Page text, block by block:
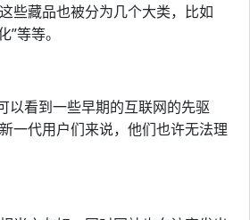
些藏品也被分为几个大类，比如
”等等。
以看到一些早期的互联网的先驱
一代用户们来说，他们也许无法理